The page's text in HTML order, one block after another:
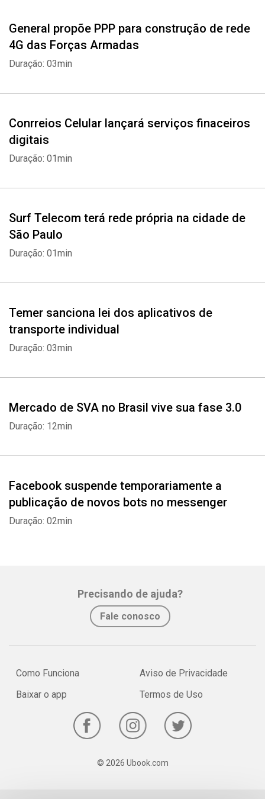
General propõe PPP para construção de rede
4G das Forças Armadas
Duração: 03min
Conrreios Celular lançará serviços finaceiros
digitais
Duração: 01min
Surf Telecom terá rede própria na cidade de
São Paulo
Duração: 01min
Temer sanciona lei dos aplicativos de
transporte individual
Duração: 03min
Mercado de SVA no Brasil vive sua fase 3.0
Duração: 12min
Facebook suspende temporariamente a
publicação de novos bots no messenger
Duração: 02min
Precisando de ajuda?
Fale conosco
Como Funciona
Baixar o app
Aviso de Privacidade
Termos de Uso
© 2026 Ubook.com